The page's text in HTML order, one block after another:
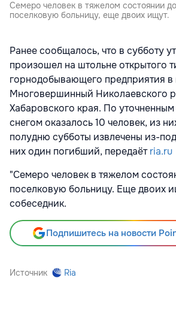
Семеро человек в тяжелом состоянии
поселковую больницу, еще двоих ищут.
Ранее сообщалось, что в субботу
произошел на штольне открытого
горнодобывающего предприятия в
Многовершинный Николаевского
Хабаровского края. По
снегом оказалось 10 человек, из
полудню субботы извлечены из-
них один погибший, передаётria.ru
"Семеро человек в тяжелом
поселковую больницу. Еще двоих
собеседник.
Подпишитесь на новости
Источник Ria